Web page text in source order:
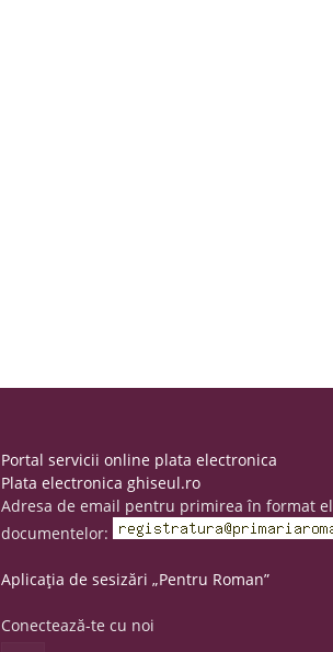
Portal servicii online plata electronica
Plata electronica ghiseul.ro
Adresa de email pentru primirea în format
documentelor:
Aplicația de sesizări „Pentru Roman”
Conectează-te cu noi